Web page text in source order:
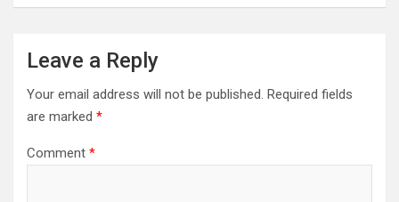
Leave a Reply
Your email address will not be published. Required fields
are marked *
Comment *